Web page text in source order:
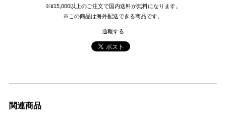
※¥15,000以上のご注文で国内送料が無料になります。
※この商品は海外配送できる商品です。
通報する
関連商品